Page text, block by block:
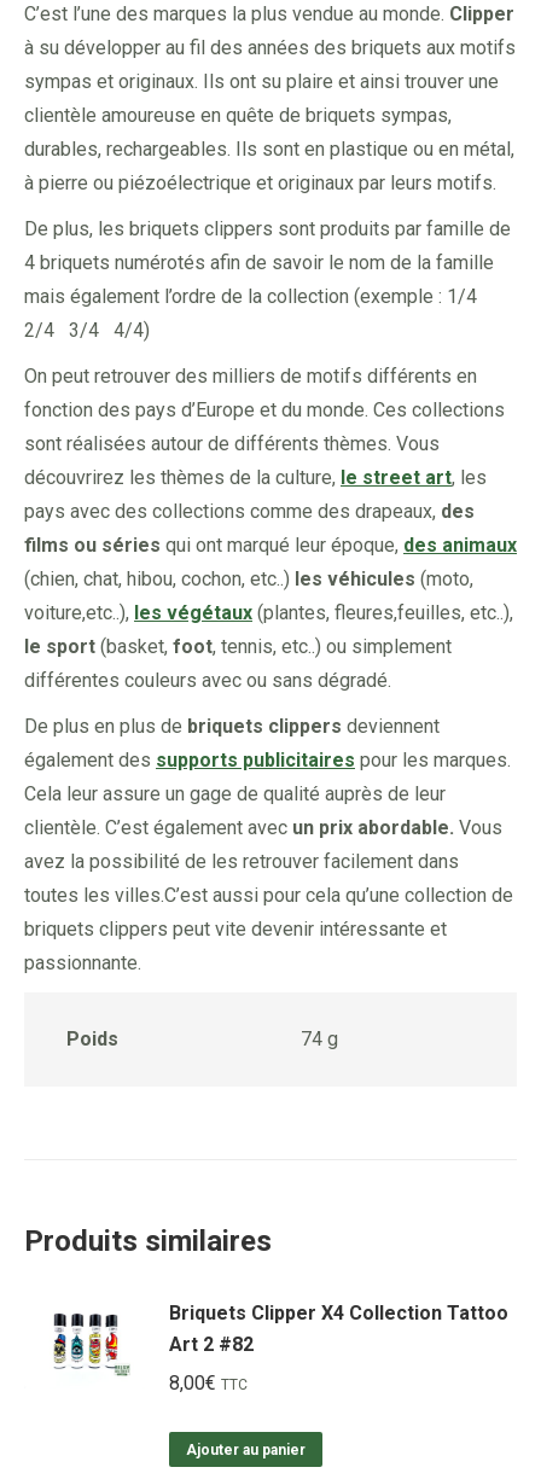
C’est l’une des marques la plus vendue au monde. Clipper
à su développer au fil des années des briquets aux motifs
sympas et originaux. Ils ont su plaire et ainsi trouver une
clientèle amoureuse en quête de briquets sympas,
durables, rechargeables. Ils sont en plastique ou en métal,
à pierre ou piézoélectrique et originaux par leurs motifs.
De plus, les briquets clippers sont produits par famille de
4 briquets numérotés afin de savoir le nom de la famille
mais également l’ordre de la collection (exemple : 1/4
2/4 3/4 4/4)
On peut retrouver des milliers de motifs différents en
fonction des pays d’Europe et du monde. Ces collections
sont réalisées autour de différents thèmes. Vous
découvrirez les thèmes de la culture, le street art, les
pays avec des collections comme des drapeaux, des
films ou séries qui ont marqué leur époque, des animaux
(chien, chat, hibou, cochon, etc..) les véhicules (moto,
voiture,etc..), les végétaux (plantes, fleures,feuilles, etc..),
le sport (basket, foot, tennis, etc..) ou simplement
différentes couleurs avec ou sans dégradé.
De plus en plus de briquets clippers deviennent
également des supports publicitaires pour les marques.
Cela leur assure un gage de qualité auprès de leur
clientèle. C’est également avec un prix abordable. Vous
avez la possibilité de les retrouver facilement dans
toutes les villes.C’est aussi pour cela qu’une collection de
briquets clippers peut vite devenir intéressante et
passionnante.
Poids 74 g
Produits similaires
Briquets Clipper X4 Collection Tattoo
Art 2 #82
8,00€ TTC
Ajouter au panier